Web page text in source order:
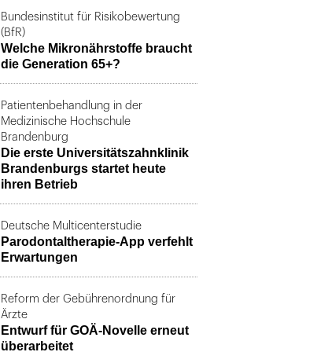
Bundesinstitut für Risikobewertung
(BfR)
Welche Mikronährstoffe braucht
die Generation 65+?
Patientenbehandlung in der
Medizinische Hochschule
Brandenburg
Die erste Universitätszahnklinik
Brandenburgs startet heute
ihren Betrieb
Deutsche Multicenterstudie
Parodontaltherapie-App verfehlt
Erwartungen
Reform der Gebührenordnung für
Ärzte
Entwurf für GOÄ-Novelle erneut
überarbeitet